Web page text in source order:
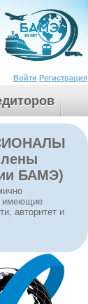
Войти Регистрация
БАМЭ)
имеющие
авторитет и